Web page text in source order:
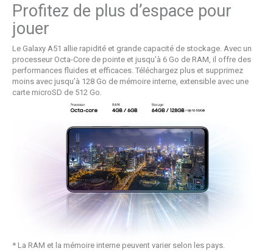
Profitez de plus d’espace pour
jouer
Le Galaxy A51 allie rapidité et grande capacité de stockage. Avec un
processeur Octa-Core de pointe et jusqu’à 6 Go de RAM, il offre des
performances fluides et efficaces. Téléchargez plus et supprimez
moins avec jusqu’à 128 Go de mémoire interne, extensible avec une
carte microSD de 512 Go.
* La RAM et la mémoire interne peuvent varier selon les pays.